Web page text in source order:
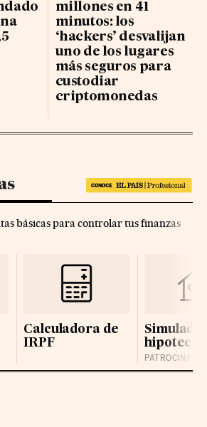
millones en 41
minutos: los
‘hackers’ desvalijan
uno de los lugares
más seguros para
custodiar
criptomonedas
básicas para controlar tus finanzas
Calculadora de
IRPF
hipotecas